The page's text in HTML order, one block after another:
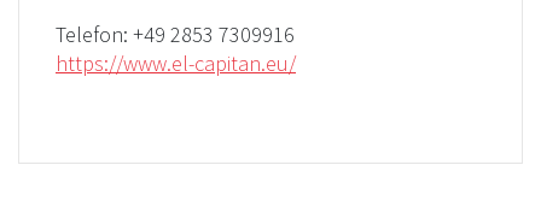
Telefon: +49 2853 7309916
https://www.el-capitan.eu/